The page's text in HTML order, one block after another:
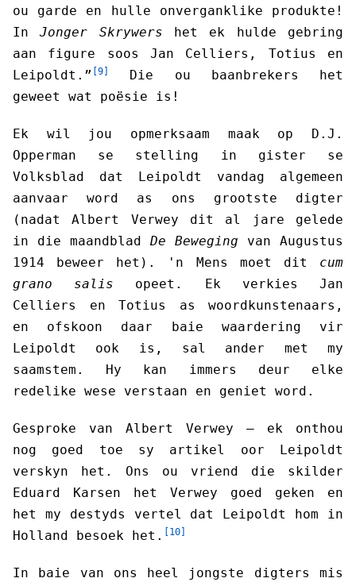
ou garde en hulle onverganklike produkte!
InJonger Skrywers het ek hulde gebring
aan figure soos Jan Celliers, Totius en
Leipoldt.”
[9]
Die ou baanbrekers het
geweet wat poësie is!
Ek wil jou opmerksaam maak op D.J.
Opperman se stelling in gister se
Volksblad dat Leipoldt vandag algemeen
aanvaar word as ons grootste digter
(nadat Albert Verwey dit al jare gelede
in die maandblad De Beweging van Augustus
1914 beweer het). 'n Mens moet dit cum
grano salis opeet. Ek verkies Jan
Celliers en Totius as woordkunstenaars,
en ofskoon daar baie waardering vir
Leipoldt ook is, sal ander met my
saamstem. Hy kan immers deur elke
redelike wese verstaan en geniet word.
Gesproke van Albert Verwey — ek onthou
nog goed toe sy artikel oor Leipoldt
verskyn het. Ons ou vriend die skilder
Eduard Karsen het Verwey goed geken en
het my destyds vertel dat Leipoldt hom in
Holland besoek het.
[10]
In baie van ons heel jongste digters mis